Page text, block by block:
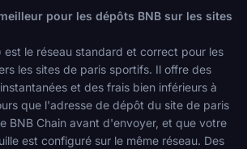
pour les dépôts BNB sur les sites
est le réseau standard et correct pour les
les sites de paris sportifs. Il offre des
et des frais bien inférieurs à
que l'adresse de dépôt du site de paris
BNB Chain avant d'envoyer, et que votre
est configuré sur le même réseau. Des